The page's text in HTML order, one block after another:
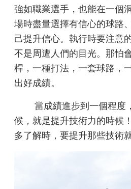
強如職業選手，也能在一個
場時盡量選擇有信心的球路
己提升信心。執行時要注意
不是周遭人們的目光。那怕
桿，一種打法，一套球路，
出好成績。
當成績進步到一個程度
候，就是提升技術力的時候
多了解時，要提升那些技術